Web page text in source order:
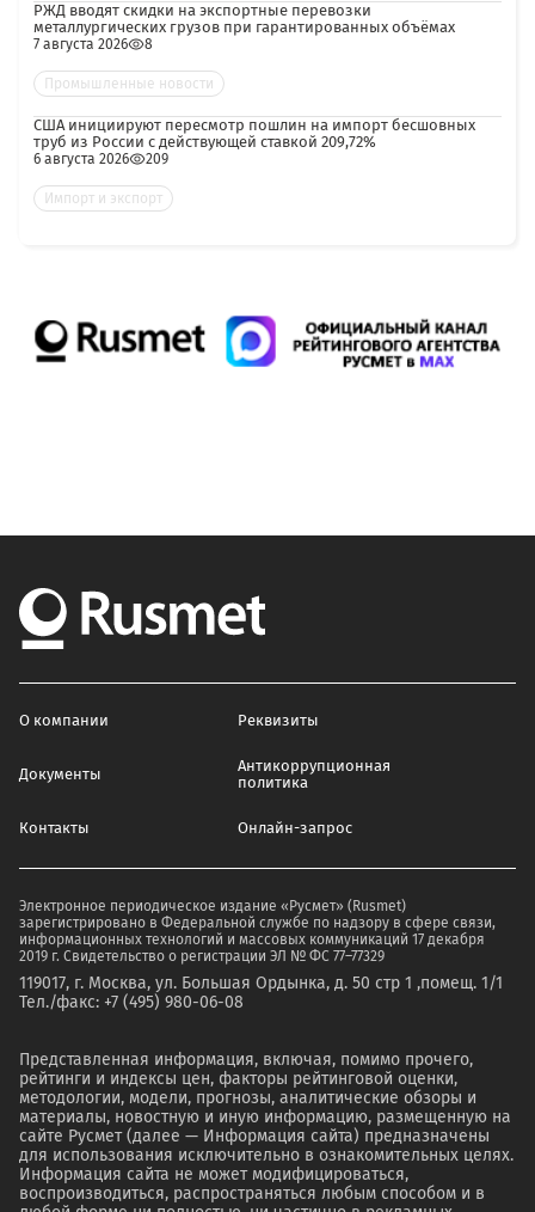
РЖД вводят скидки на экспортные перевозки
металлургических грузов при гарантированных объёмах
7 августа 2026 8
Промышленные новости
США инициируют пересмотр пошлин на импорт бесшовных
труб из России с действующей ставкой 209,72%
6 августа 2026 209
Импорт и экспорт
О компании Реквизиты
Документы
Антикоррупционная
политика
Контакты Онлайн-запрос
Электронное периодическое издание «Русмет» (Rusmet)
зарегистрировано в Федеральной службе по надзору в сфере связи,
информационных технологий и массовых коммуникаций 17 декабря
2019 г. Свидетельство о регистрации ЭЛ № ФС 77–77329
119017, г. Москва, ул. Большая Ордынка, д. 50 стр 1 ,помещ. 1/1
Тел./факс: +7 (495) 980-06-08
Представленная информация, включая, помимо прочего,
рейтинги и индексы цен, факторы рейтинговой оценки,
методологии, модели, прогнозы, аналитические обзоры и
материалы, новостную и иную информацию, размещенную на
сайте Русмет (далее — Информация сайта) предназначены
для использования исключительно в ознакомительных целях.
Информация сайта не может модифицироваться,
воспроизводиться, распространяться любым способом и в